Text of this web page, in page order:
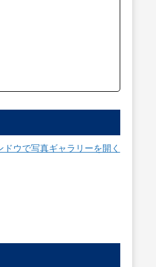
ドウで写真ギャラリーを開く